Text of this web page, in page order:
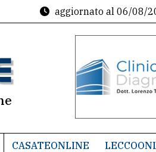
aggiornato al 06/08/
CASATEONLINE